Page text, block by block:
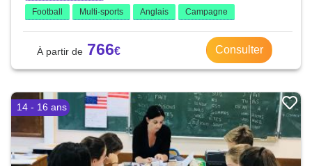
Football Multi-sports Anglais Campagne
766 Consulter
14 - 16 ans